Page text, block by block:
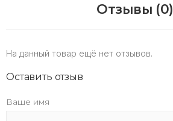
Отзывы (0)
На данный товар ещё нет отзывов.
Оставить отзыв
Ваше имя